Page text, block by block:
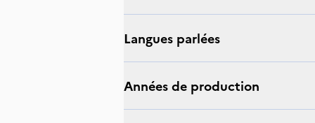
langues parlées
Années de production